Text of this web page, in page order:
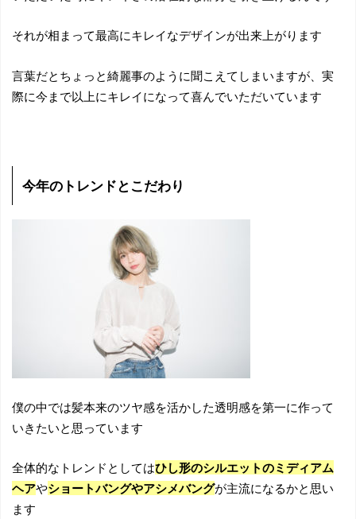
それが相まって最高にキレイなデザインが出来上がります
言葉だとちょっと綺麗事のように聞こえてしまいますが、実
際に今まで以上にキレイになって喜んでいただいています
今年のトレンドとこだわり
僕の中では髪本来のツヤ感を活かした透明感を第一に作って
いきたいと思っています
全体的なトレンドとしてはひし形のシルエットのミディアム
ヘアやショートバングやアシメバングが主流になるかと思い
ます